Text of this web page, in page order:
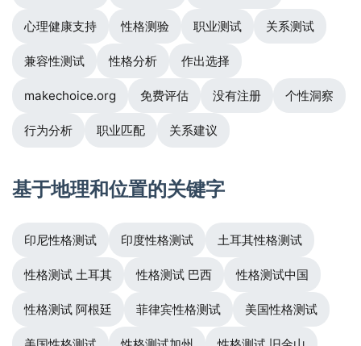
心理健康支持 性格测验 职业测试 关系测试
兼容性测试 性格分析 作出选择
makechoice.org 免费评估 没有注册 个性洞察
行为分析 职业匹配 关系建议
基于地理和位置的关键字
印尼性格测试 印度性格测试 土耳其性格测试
性格测试 土耳其 性格测试 巴西 性格测试中国
性格测试 阿根廷 菲律宾性格测试 美国性格测试